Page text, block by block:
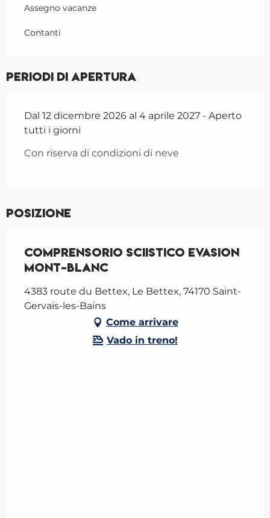
Assegno vacanze
Contanti
Periodi di apertura
Dal 12 dicembre 2026 al 4 aprile 2027 - Aperto
tutti i giorni
Con riserva di condizioni di neve
Posizione
Comprensorio sciistico Evasion
Mont-Blanc
4383 route du Bettex, Le Bettex, 74170 Saint-
Gervais-les-Bains
Come arrivare
Vado in treno!